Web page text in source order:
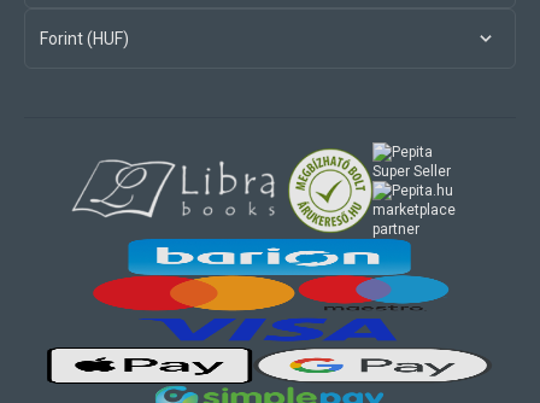
Forint (HUF)
marketplace
partner